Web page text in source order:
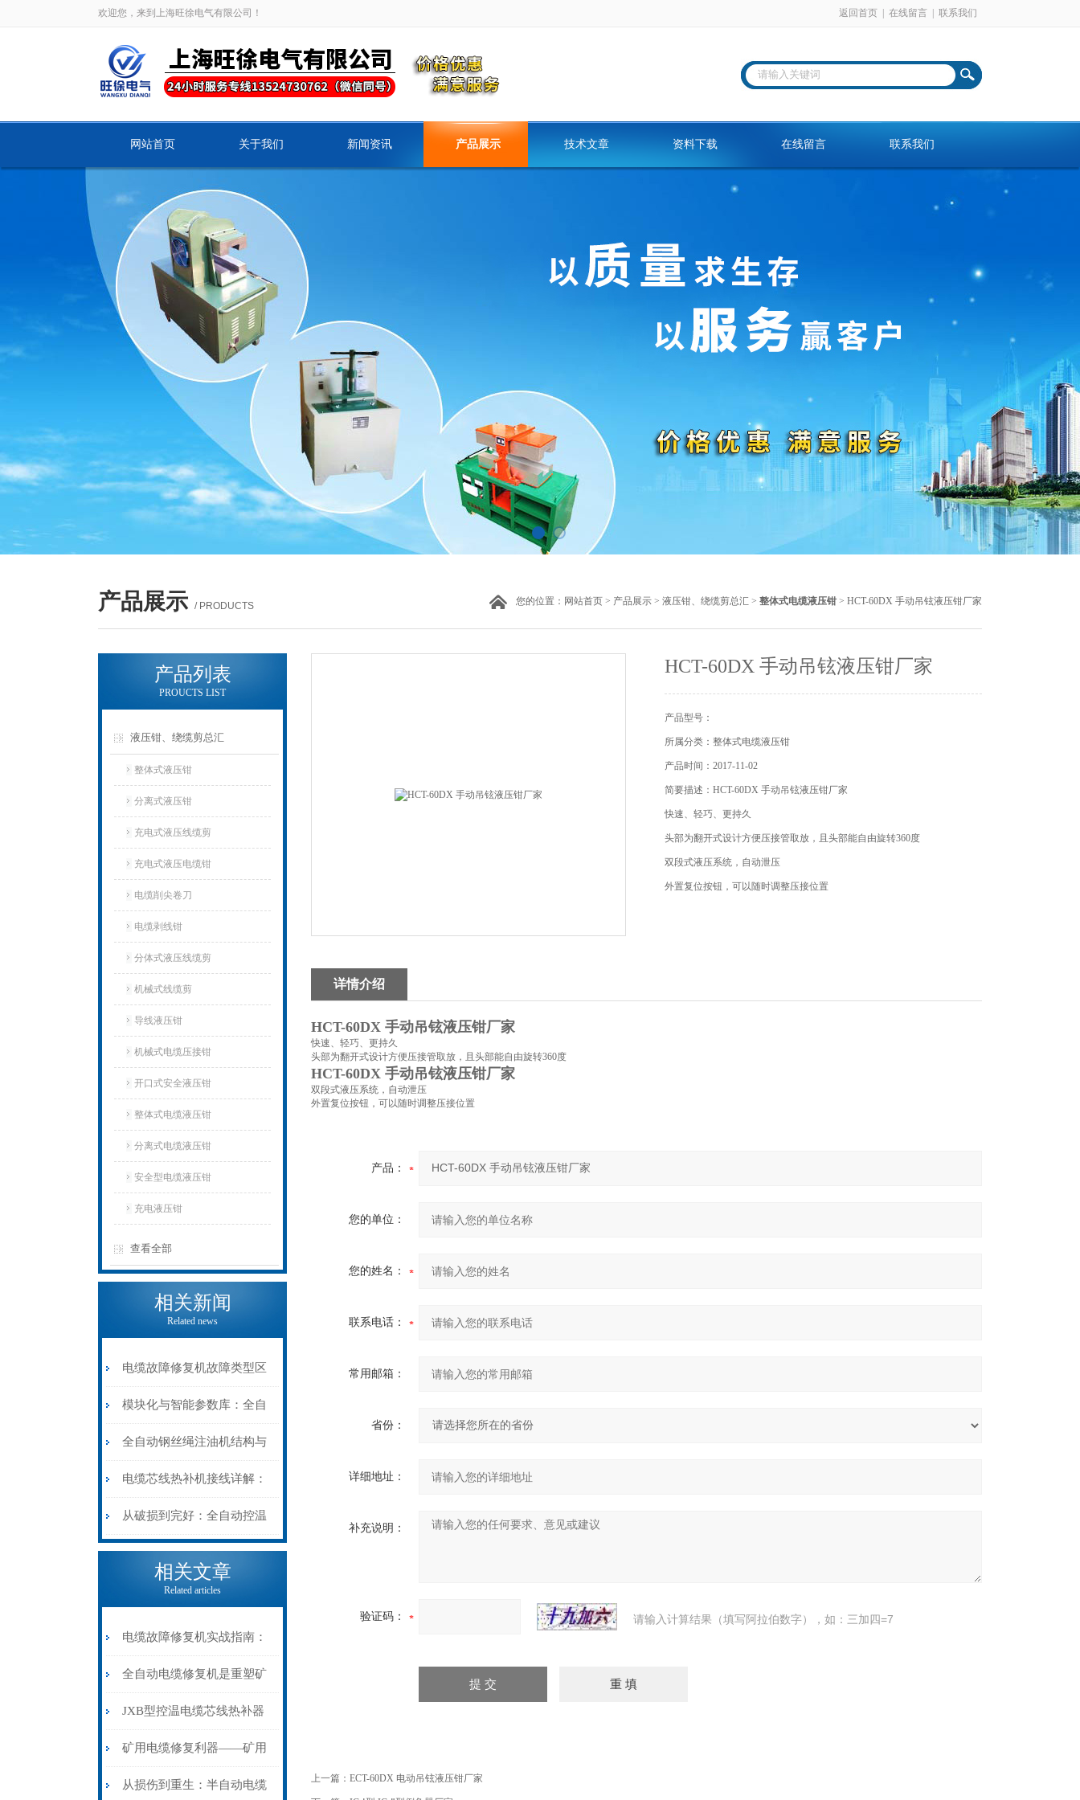
欢迎您，来到上海旺徐电气有限公司！ 返回首页 在线留言 联系我们
网站首页 关于我们 新闻资讯 产品展示 技术文章 资料下载 在线留言 联系我们
产品展示 / PRODUCTS 您的位置： 网站首页 > 产品展示 > 液压钳、绕缆剪总汇 > 整体式电缆液压钳> HCT-60DX 手动吊铉液压钳厂家
产品列表
PROUCTS LIST
液压钳、绕缆剪总汇
整体式液压钳
分离式液压钳
充电式液压线缆剪
充电式液压电缆钳
电缆削尖卷刀
电缆剥线钳
分体式液压线缆剪
机械式线缆剪
导线液压钳
机械式电缆压接钳
开口式安全液压钳
整体式电缆液压钳
分离式电缆液压钳
安全型电缆液压钳
充电液压钳
查看全部
相关新闻
Related news
电缆故障修复机故障类型区
分指南：从“绝缘电
阻”到“波形特征”的精准诊
断逻辑
模块化与智能参数库：全自
动电缆修复机的快速换型逻
辑
全自动钢丝绳注油机结构与
工作原理：揭秘高效润滑的
机械密码
电缆芯线热补机接线详解：
从入门到精通
从破损到完好：全自动控温
电缆热补机的核心价值
相关文章
Related articles
电缆故障修复机实战指南：
从“盲测”到“精确定点”的三
步作业法
全自动电缆修复机是重塑矿
山电力动脉的“智能外科医
生”
JXB型控温电缆芯线热补器
安装与接线：精准修复的工
艺基石
矿用电缆修复利器——矿用
电缆热补机智能控温，安全
从损伤到重生：半自动电缆
HCT-60DX 手动吊铉液压钳厂家
产品型号：
所属分类：整体式电缆液压钳
产品时间：2017-11-02
简要描述：HCT-60DX 手动吊铉液压钳厂家
快速、轻巧、更持久
头部为翻开式设计方便压接管取放，且头部能自由旋转360度
双段式液压系统，自动泄压
外置复位按钮，可以随时调整压接位置
详情介绍
HCT-60DX 手动吊铉液压钳厂家
快速、轻巧、更持久
头部为翻开式设计方便压接管取放，且头部能自由旋转360度
HCT-60DX 手动吊铉液压钳厂家
双段式液压系统，自动泄压
外置复位按钮，可以随时调整压接位置
产品：
您的单位：
您的姓名：
联系电话：
常用邮箱：
省份：
详细地址：
补充说明：
验证码： 请输入计算结果（填写阿拉伯数字），如：三加四=7
上一篇： ECT-60DX 电动吊铉液压钳厂家